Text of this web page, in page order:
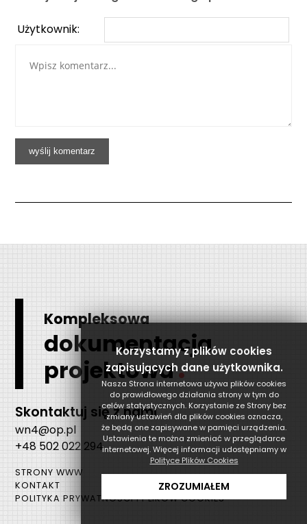
Użytkownik:
Kompleksowa
dokumentacja
projektowa.
Skontaktuj się z nami
wn4@op.pl
+48 502 022 294
STRONY WWW
KONTAKT
POLITYKA PRYWATNOŚCI I PLIKÓW COOKIES
Korzystamy z plików cookies
zapisujących dane użytkownika.
Nasza Strona internetowa używa plików cookies
do prawidłowego działania strony w tym do
celów statystycznych. Korzystanie ze Strony bez
zmiany ustawień dla plików cookies oznacza,
że będą one zapisywane w pamięci urządzenia.
Ustawienia te można zmieniać w przeglądarce
internetowej. Więcej informacji udostępniamy w
Polityce Plików Cookies
ZROZUMIAŁEM